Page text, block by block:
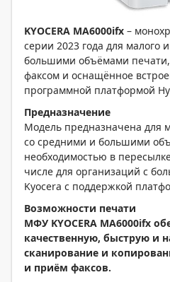
KYOCERA MA6000ifx –
серии 2023 года для малого
большими объёмами
факсом и оснащённое
программной платформой
Предназначение
Модель предназначена для
со средними и большими
необходимостью в
числе для организаций с
Kyocera с поддержкой
Возможности печати
МФУ KYOCERA MA6000ifx
качественную, быструю и
сканирование и
и приём факсов.